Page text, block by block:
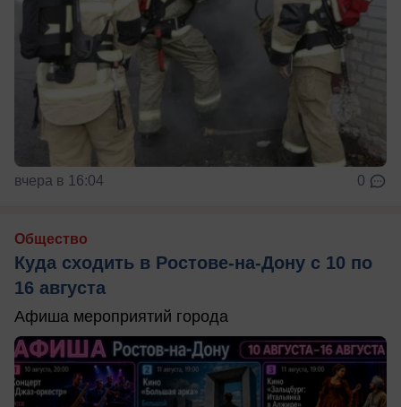
вчера в 16:04 0
Общество
Куда сходить в Ростове-на-Дону с 10 по
16 августа
Афиша мероприятий города